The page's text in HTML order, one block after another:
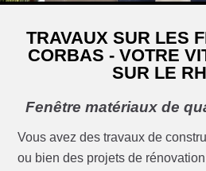
TRAVAUX SUR LES
CORBAS - VOTRE
SUR LE
Fenêtre matériaux de
Vous avez des travaux de
ou bien des projets de